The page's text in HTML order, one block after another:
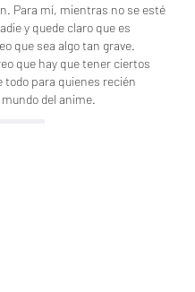
Para mí, mientras no se esté
y quede claro que es
que sea algo tan grave.
que hay que tener ciertos
para quienes recién
del anime.